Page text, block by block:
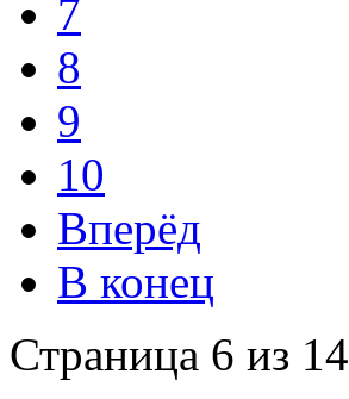
7
8
9
10
Вперёд
В конец
Страница 6 из 14